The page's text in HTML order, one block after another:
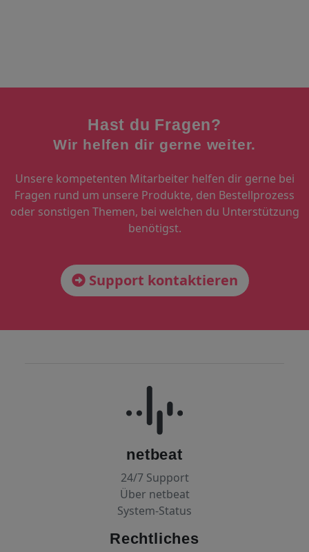
Hast du Fragen?
Wir helfen dir gerne weiter.
Unsere kompetenten Mitarbeiter helfen dir gerne bei
Fragen rund um unsere Produkte, den Bestellprozess
oder sonstigen Themen, bei welchen du Unterstützung
benötigst.
Support kontaktieren
netbeat
24/7 Support
Über netbeat
System-Status
Rechtliches